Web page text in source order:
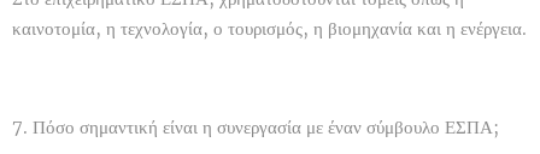
καινοτομία, η τεχνολογία, ο τουρισμός, η βιομηχανία και η ενέργεια.
7. Πόσο σημαντική είναι η συνεργασία με έναν σύμβουλο ΕΣΠΑ;